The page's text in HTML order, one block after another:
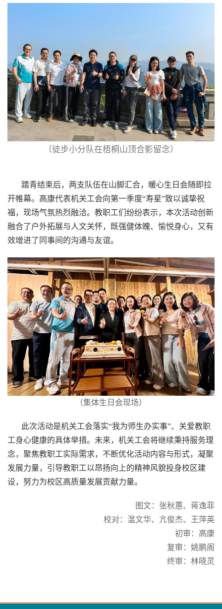
（徒步小分队在梧桐山顶合影留念）
踏青结束后，两支队伍在山脚汇合，暖心生日会随即拉
开帷幕。高康代表机关工会向第一季度“寿星”致以诚挚祝
福，现场气氛热烈融洽。教职工们纷纷表示，本次活动创新
融合了户外拓展与人文关怀，既强健体魄、愉悦身心，又有
效增进了同事间的沟通与友谊。
（集体生日会现场）
此次活动是机关工会落实“我为师生办实事”、关爱教职
工身心健康的具体举措。未来，机关工会将继续秉持服务理
念，聚焦教职工实际需求，不断优化活动内容与形式，凝聚
发展力量，引导教职工以昂扬向上的精神风貌投身校区建
设，努力为校区高质量发展贡献力量。
图文：张秋蕙、蒋逸菲
校对：温文华、亢俊杰、王萍英
初审：高康
复审：姚鹏阁
终审：林晓灵